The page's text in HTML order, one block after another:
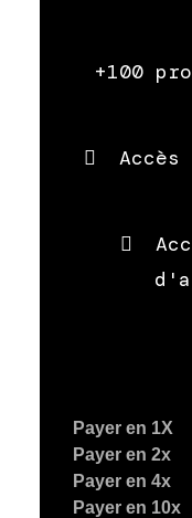
+100
Accès
Payer en 1X
Payer en 2x
Payer en 4x
Payer en 10x